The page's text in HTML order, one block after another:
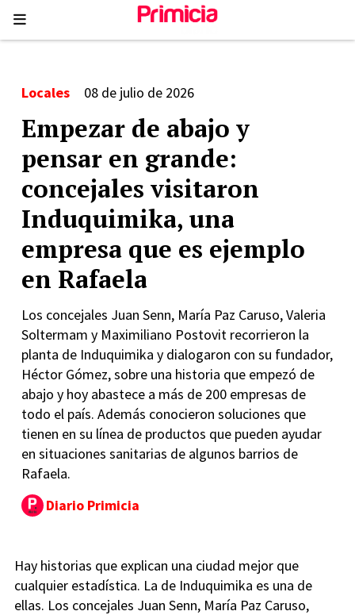
Empezar de abajo y
pensar en grande:
concejales visitaron
Induquimika, una
empresa que es ejemplo
en Rafaela
Los concejales Juan Senn, María Paz Caruso, Valeria
Soltermam y Maximiliano Postovit recorrieron la
planta de Induquimika y dialogaron con su fundador,
Héctor Gómez, sobre una historia que empezó de
abajo y hoy abastece a más de 200 empresas de
todo el país. Además conocieron soluciones que
tienen en su línea de productos que pueden ayudar
en situaciones sanitarias de algunos barrios de
Rafaela.
Locales 08 de julio de 2026
Diario Primicia
Hay historias que explican una ciudad mejor que
cualquier estadística. La de Induquimika es una de
ellas. Los concejales Juan Senn, María Paz Caruso,